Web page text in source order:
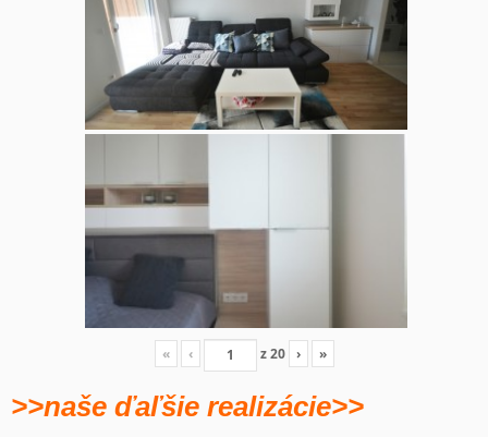
« ‹ z20 › »
>>naše ďaľšie realizácie>>